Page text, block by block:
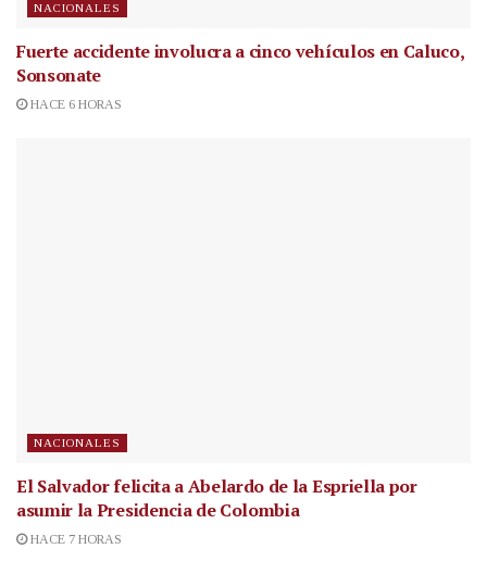
NACIONALES
Fuerte accidente involucra a cinco vehículos en Caluco,
Sonsonate
HACE 6 HORAS
NACIONALES
El Salvador felicita a Abelardo de la Espriella por
asumir la Presidencia de Colombia
HACE 7 HORAS